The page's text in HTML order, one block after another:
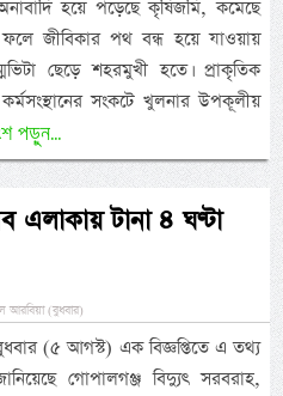
হয়ে পড়েছে কৃষিজমি, কমেছে
জীবিকার পথ বন্ধ হয়ে যাওয়ায়
ছেড়ে শহরমুখী হতে। প্রাকৃতিক
সংকটে খুলনার উপকূলীয়
পড়ুন...
এলাকায় টানা ৪ ঘণ্টা
(বুধবার)
(৫ আগস্ট) এক বিজ্ঞপ্তিতে এ তথ্য
গোপালগঞ্জ বিদ্যুৎ সরবরাহ,